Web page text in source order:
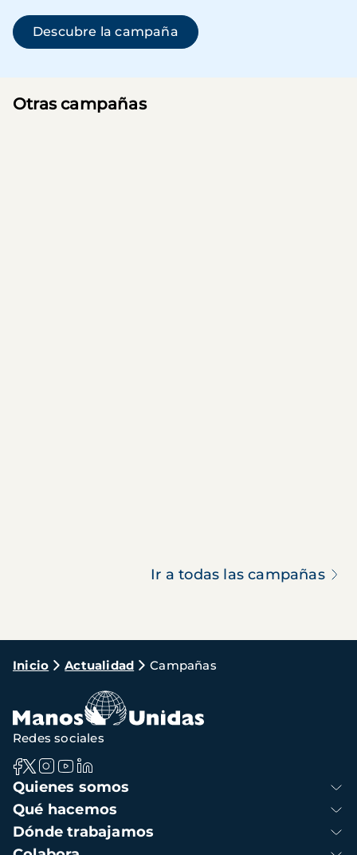
Descubre la campaña(se abre en una ventana
Otras campañas
Ir a todas las campañas
Ruta
navegación
Inicio Actualidad Campañas
Navegación
principal
Quienes somos
Qué hacemos
Dónde trabajamos
Redes sociales